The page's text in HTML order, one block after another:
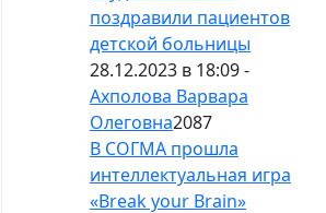
поздравили пациентов
детской больницы
28.12.2023 в 18:09 -
Ахполова Варвара
Олеговна2087
В СОГМА прошла
интеллектуальная игра
«Break your Brain»